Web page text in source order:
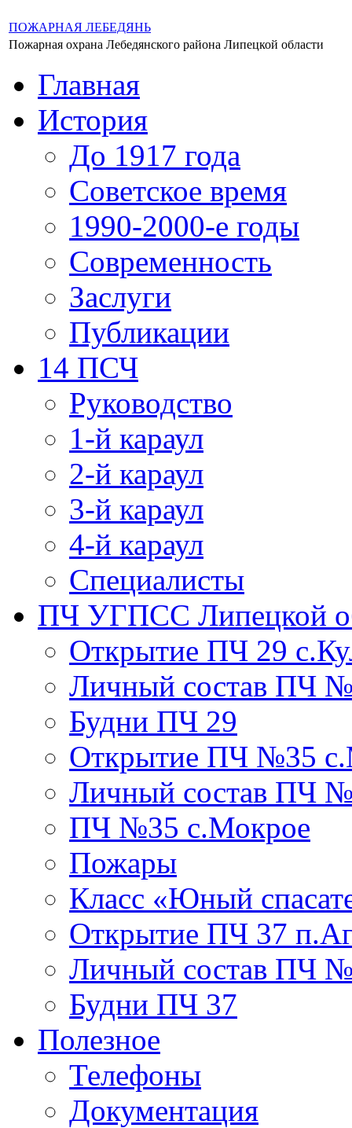
ПОЖАРНАЯ ЛЕБЕДЯНЬ
Пожарная охрана Лебедянского района Липецкой области
Главная
История
До 1917 года
Советское время
1990-2000-е годы
Современность
Заслуги
Публикации
14 ПСЧ
Руководство
1-й караул
2-й караул
3-й караул
4-й караул
Специалисты
ПЧ УГПСС Липецкой
Открытие ПЧ 29
Личный состав ПЧ
Будни ПЧ 29
Открытие ПЧ №35
Личный состав ПЧ
ПЧ №35 с.Мокрое
Пожары
Класс «Юный
Открытие ПЧ 37
Личный состав ПЧ
Будни ПЧ 37
Полезное
Телефоны
Документация